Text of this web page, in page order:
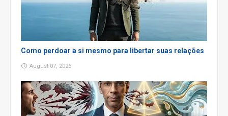
Como perdoar a si mesmo para libertar suas relações
August 07, 2026